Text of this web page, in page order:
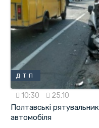
ДТП
10:30 25.10
Полтавські
автомобіля